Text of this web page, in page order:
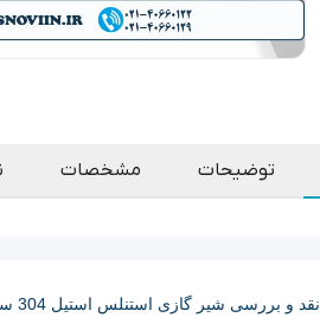
توضیحات مشخصات
نقد و بررسی شیر گازی استنلس استیل 304 سه تکه (3PC) رزوه‌ای NPT 1000 WOG